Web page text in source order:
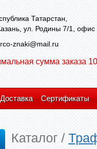
Татарстан,
ул. Родины 7/1, офис
znaki@mail.ru
сумма заказа
Доставка Сертификаты
Каталог /